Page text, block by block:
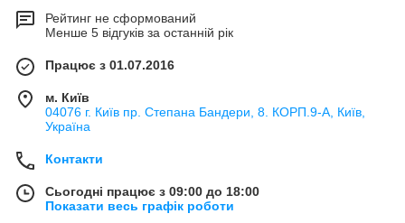
Рейтинг не сформований
Менше 5 відгуків за останній рік
Працює з 01.07.2016
м. Київ
04076 г. Київ пр. Степана Бандери, 8. КОРП.9-А, Київ,
Україна
Контакти
Сьогодні працює з 09:00 до 18:00
Показати весь графік роботи